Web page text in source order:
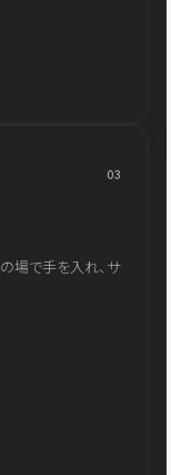
03
場で手を入れ、サ